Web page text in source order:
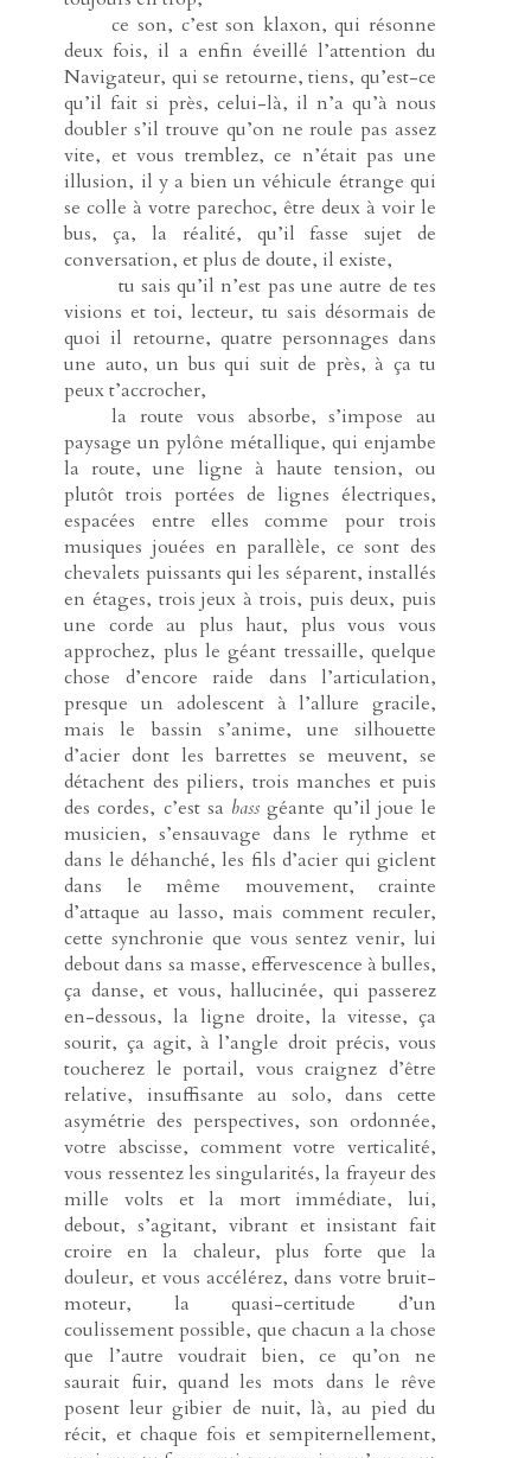
-----ce son, c’est son klaxon, qui résonne
deux fois, il a enfin éveillé l’attention du
Navigateur, qui se retourne, tiens, qu’est-ce
qu’il fait si près, celui-là, il n’a qu’à nous
doubler s’il trouve qu’on ne roule pas assez
vite, et vous tremblez, ce n’était pas une
illusion, il y a bien un véhicule étrange qui
se colle à votre parechoc, être deux à voir le
bus, ça, la réalité, qu’il fasse sujet de
conversation, et plus de doute, il existe,
tu sais qu’il n’est pas une autre de tes
visions et toi, lecteur, tu sais désormais de
quoi il retourne, quatre personnages dans
une auto, un bus qui suit de près, à ça tu
peux t’accrocher,
la route vous absorbe, s’impose au
paysage un pylône métallique, qui enjambe
la route, une ligne à haute tension, ou
plutôt trois portées de lignes électriques,
espacées entre elles comme pour trois
musiques jouées en parallèle, ce sont des
chevalets puissants qui les séparent, installés
en étages, trois jeux à trois, puis deux, puis
une corde au plus haut, plus vous vous
approchez, plus le géant tressaille, quelque
chose d’encore raide dans l’articulation,
presque un adolescent à l’allure gracile,
mais le bassin s’anime, une silhouette
d’acier dont les barrettes se meuvent, se
détachent des piliers, trois manches et puis
des cordes, c’est sa bass géante qu’il joue le
musicien, s’ensauvage dans le rythme et
dans le déhanché, les fils d’acier qui giclent
dans le même mouvement, crainte
d’attaque au lasso, mais comment reculer,
cette synchronie que vous sentez venir, lui
debout dans sa masse, effervescence à bulles,
ça danse, et vous, hallucinée, qui passerez
en-dessous, la ligne droite, la vitesse, ça
sourit, ça agit, à l’angle droit précis, vous
toucherez le portail, vous craignez d’être
relative, insuffisante au solo, dans cette
asymétrie des perspectives, son ordonnée,
votre abscisse, comment votre verticalité,
vous ressentez les singularités, la frayeur des
mille volts et la mort immédiate, lui,
debout, s’agitant, vibrant et insistant fait
croire en la chaleur, plus forte que la
douleur, et vous accélérez, dans votre bruit-
moteur, la quasi-certitude d’un
coulissement possible, que chacun a la chose
que l’autre voudrait bien, ce qu’on ne
saurait fuir, quand les mots dans le rêve
posent leur gibier de nuit, là, au pied du
récit, et chaque fois et sempiternellement,